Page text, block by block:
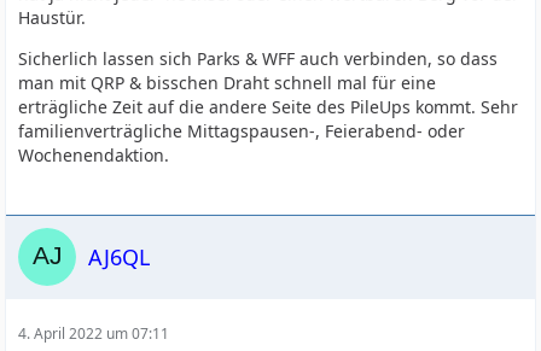
Haustür.
Sicherlich lassen sich Parks & WFF auch verbinden, so dass
man mit QRP & bisschen Draht schnell mal für eine
erträgliche Zeit auf die andere Seite des PileUps kommt. Sehr
familienverträgliche Mittagspausen-, Feierabend- oder
Wochenendaktion.
AJ6QL
4. April 2022 um 07:11